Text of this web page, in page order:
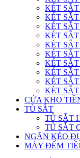
KÉT
KÉT
KÉT
KÉT
KÉT
KÉT
KÉT
KÉT
KÉT
KÉT
CỬA KHO
TỦ SẮT
TỦ SẮT
TỦ SẮT
NGĂN KÉO
MÁY ĐẾM